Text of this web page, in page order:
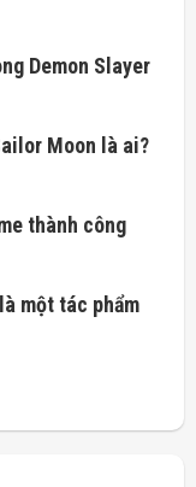
Demon Slayer
Moon là ai?
thành công
một tác phẩm